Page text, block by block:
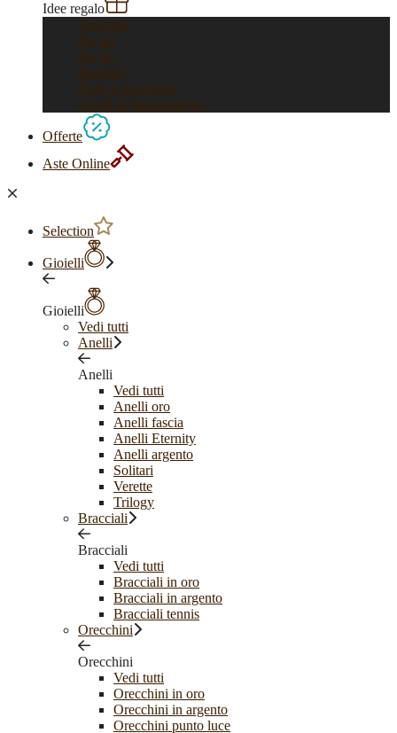
Idee regalo
Vedi tutti
Per lui
Per lei
Bambini
Feste e ricorrenze
Anelli di fidanzamento
Offerte
Aste Online
Selection
Gioielli
Gioielli
Vedi tutti
Anelli
Anelli
Vedi tutti
Anelli oro
Anelli fascia
Anelli Eternity
Anelli argento
Solitari
Verette
Trilogy
Bracciali
Bracciali
Vedi tutti
Bracciali in oro
Bracciali in argento
Bracciali tennis
Orecchini
Orecchini
Vedi tutti
Orecchini in oro
Orecchini in argento
Orecchini punto luce